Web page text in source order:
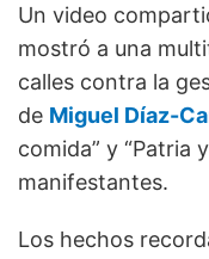
Un video
mostró a una
calles contra la
de Miguel Díaz-
comida” y “Patria
manifestantes.
Los hechos